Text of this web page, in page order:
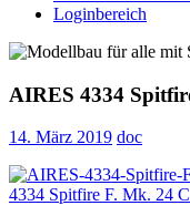
to
Loginbereich
AIRES 4334
14. März 2019 doc